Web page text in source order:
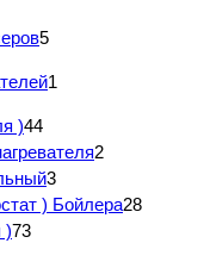
5
1
)44
2
3
) Бойлера28
)73